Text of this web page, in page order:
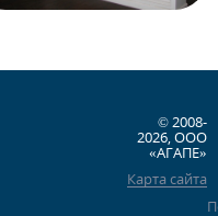
© 2008-
2026, ООО
«АГАПЕ»
Карта сайта